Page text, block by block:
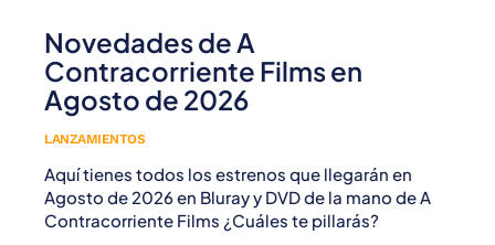
Novedades de A
Contracorriente Films en
Agosto de 2026
LANZAMIENTOS
Aquí tienes todos los estrenos que llegarán en
Agosto de 2026 en Bluray y DVD de la mano de A
Contracorriente Films ¿Cuáles te pillarás?